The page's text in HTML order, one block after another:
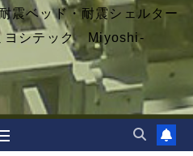
震ベッド・耐震シェルター
シテック Miyoshi-